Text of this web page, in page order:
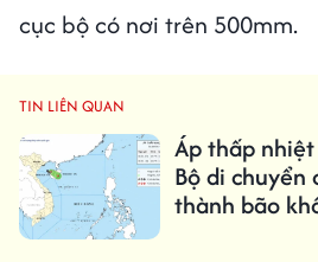
cục bộ có nơi trên 500mm.
TIN LIÊN QUAN
Áp thấp
Bộ di chuyển
thành bão